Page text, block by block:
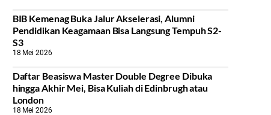
BIB Kemenag Buka Jalur Akselerasi, Alumni
Pendidikan Keagamaan Bisa Langsung Tempuh S2-
S3
18 Mei 2026
Daftar Beasiswa Master Double Degree Dibuka
hingga Akhir Mei, Bisa Kuliah di Edinbrugh atau
London
18 Mei 2026